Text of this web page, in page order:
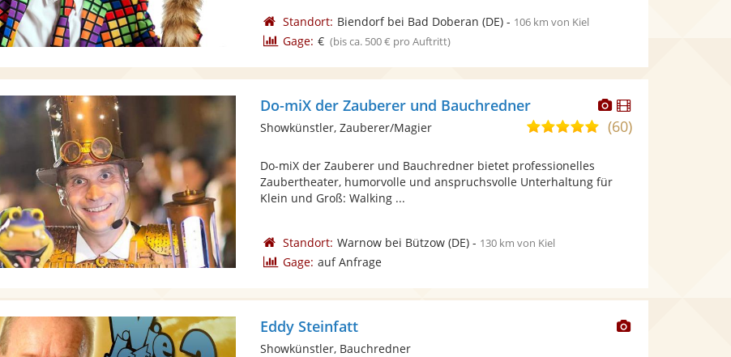
Standort: Biendorf bei Bad Doberan (DE)- 106 km von Kiel
Gage: € (bis ca. 500 € pro Auftritt)
Dieser
Künstler
stellt
Dieser
Künstler
Do-miX der Zauberer und Bauchredner
4,9
Sternen
(60)
Showkünstler, Zauberer/Magier
Do-miX der Zauberer und Bauchredner bietet professionelles
Zaubertheater, humorvolle und anspruchsvolle Unterhaltung für
Klein und Groß: Walking ...
Standort: Warnow bei Bützow(DE)- 130 km von Kiel
Gage: auf Anfrage
Dieser
Eddy Steinfatt
Showkünstler, Bauchredner